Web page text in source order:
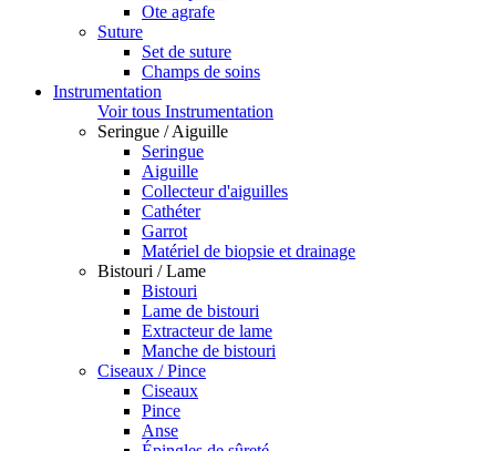
Ote agrafe
Suture
Set de suture
Champs de soins
Instrumentation
Voir tous Instrumentation
Seringue / Aiguille
Seringue
Aiguille
Collecteur d'aiguilles
Cathéter
Garrot
Matériel de biopsie et drainage
Bistouri / Lame
Bistouri
Lame de bistouri
Extracteur de lame
Manche de bistouri
Ciseaux / Pince
Ciseaux
Pince
Anse